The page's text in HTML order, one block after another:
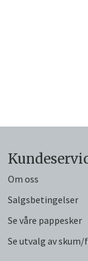
Om oss
Salgsbetingelser
Se våre pappesker
Se utvalg av skum/